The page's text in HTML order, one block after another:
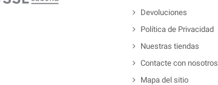
Devoluciones
Política de Privacidad
Nuestras tiendas
Contacte con nosotros
Mapa del sitio